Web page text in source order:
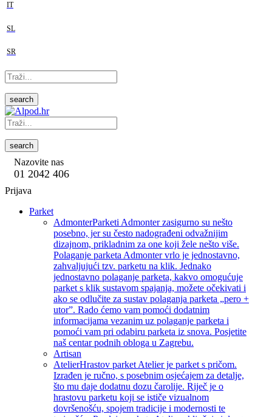
IT
SL
SR
search
search
Nazovite nas
01 2042 406
Prijava
Parket
AdmonterParketi Admonter zasigurno su nešto
posebno, jer su često nadograđeni odvažnijim
dizajnom, prikladnim za one koji žele nešto više.
Polaganje parketa Admonter vrlo je jednostavno,
zahvaljujući tzv. parketu na klik. Jednako
jednostavno polaganje parketa, kakvo omogućuje
parket s klik sustavom spajanja, možete očekivati i
ako se odlučite za sustav polaganja parketa „pero +
utor”. Rado ćemo vam pomoći dodatnim
informacijama vezanim uz polaganje parketa i
pomoći vam pri odabiru parketa iz snova. Posjetite
naš centar podnih obloga u Zagrebu.
Artisan
AtelierHrastov parket Atelier je parket s pričom.
Izrađen je ručno, s posebnim osjećajem za detalje,
što mu daje dodatnu dozu čarolije. Riječ je o
hrastovu parketu koji se ističe vizualnom
dovršenošću, spojem tradicije i modernosti te